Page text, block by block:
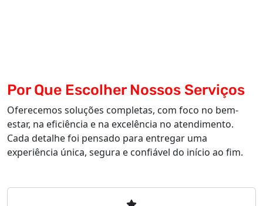
Por Que Escolher Nossos Serviços
Oferecemos soluções completas, com foco no bem-
estar, na eficiência e na excelência no atendimento.
Cada detalhe foi pensado para entregar uma
experiência única, segura e confiável do início ao fim.